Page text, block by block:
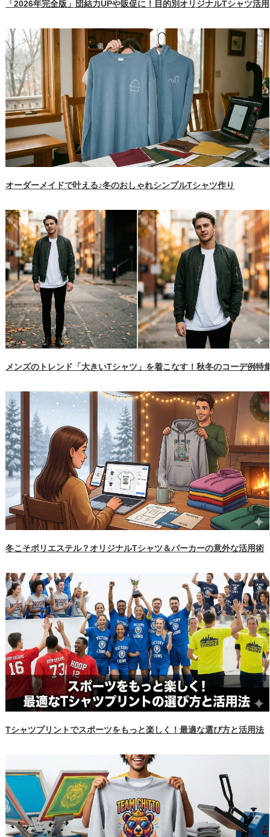
「2026年完全版」団結力UPや販促に！目的別オリジナルTシャツ活
オーダーメイドで叶える♪冬のおしゃれシンプルTシャツ作り
メンズのトレンド「大きいTシャツ」を着こなす！秋冬のコーデ例特
冬こそポリエステル？オリジナルTシャツ＆パーカーの意外な活用術
Tシャツプリントでスポーツをもっと楽しく！最適な選び方と活用法